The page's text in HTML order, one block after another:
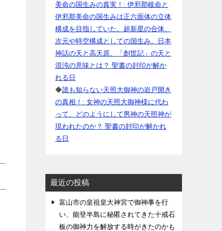
美命の国生みの真実！: 伊邪那岐命と
伊邪那美命の国生みは正六面体の立体
構成を目指していた。超新星の合体、
次元や時空構成としての国生み。日本
神話の天と高天原、「創世記」の天と
混沌の意味とは？ 聖書の封印が解か
れる日
◆誰も知らない天照大御神の岩戸開き
の真相！: 女神の天照大御神様に代わ
って、どのようにして男神の天照神が
現われたのか？ 聖書の封印が解かれ
る日
最近の投稿
富山市の皇祖皇大神宮で御神事を行
い、能登半島に秘匿されてきた十戒石
板の御神力を解放する時がきたのかも